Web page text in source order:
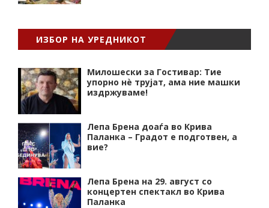
ИЗБОР НА УРЕДНИКОТ
Милошески за Гостивар: Тие
упорно нѐ трујат, ама ние машки
издржуваме!
Лепа Брена доаѓа во Крива
Паланка – Градот е подготвен, а
вие?
Лепа Брена на 29. август со
концертен спектакл во Крива
Паланка